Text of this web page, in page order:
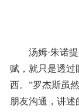
汤姆·朱诺
赋，就只是透过
西。”罗杰斯虽
朋友沟通，讲